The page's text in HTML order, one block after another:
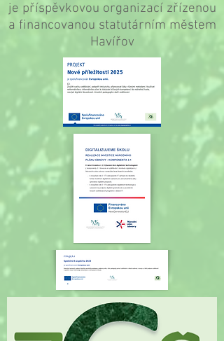
je příspěvkovou organizací zřízenou
a financovanou statutárním městem
Havířov